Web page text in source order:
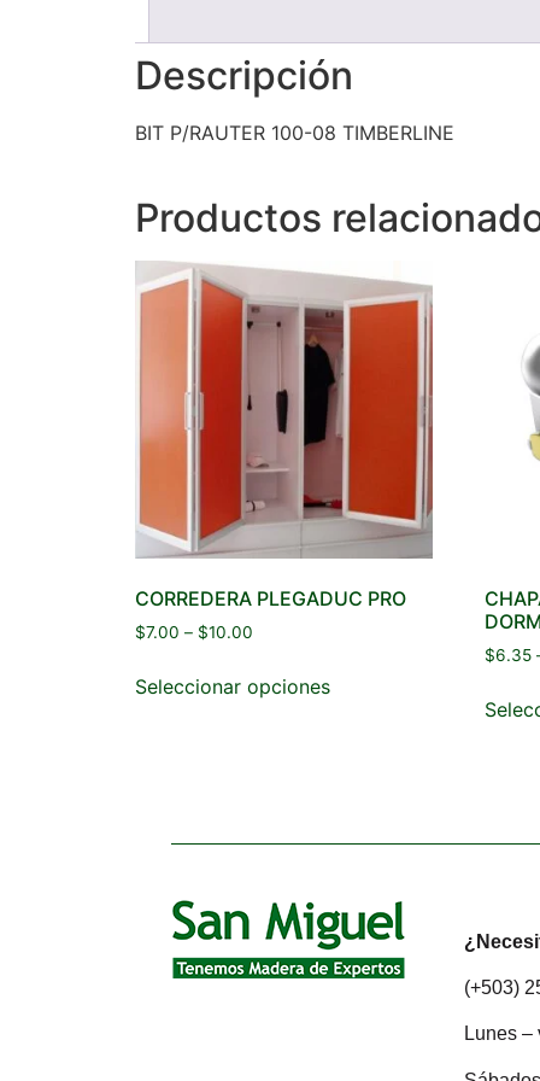
Descripción
BIT P/RAUTER 100-08 TIMBERLINE
Productos
CORREDERA PLEGADUC PRO
$7.00 – $10.00
Seleccionar opciones
$6.35
(+503)
Lunes –